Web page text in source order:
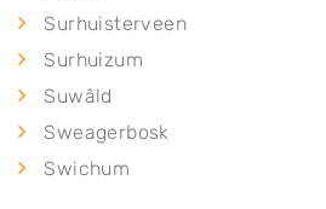
Surhuisterveen
Surhuizum
Suwâld
Sweagerbosk
Swichum